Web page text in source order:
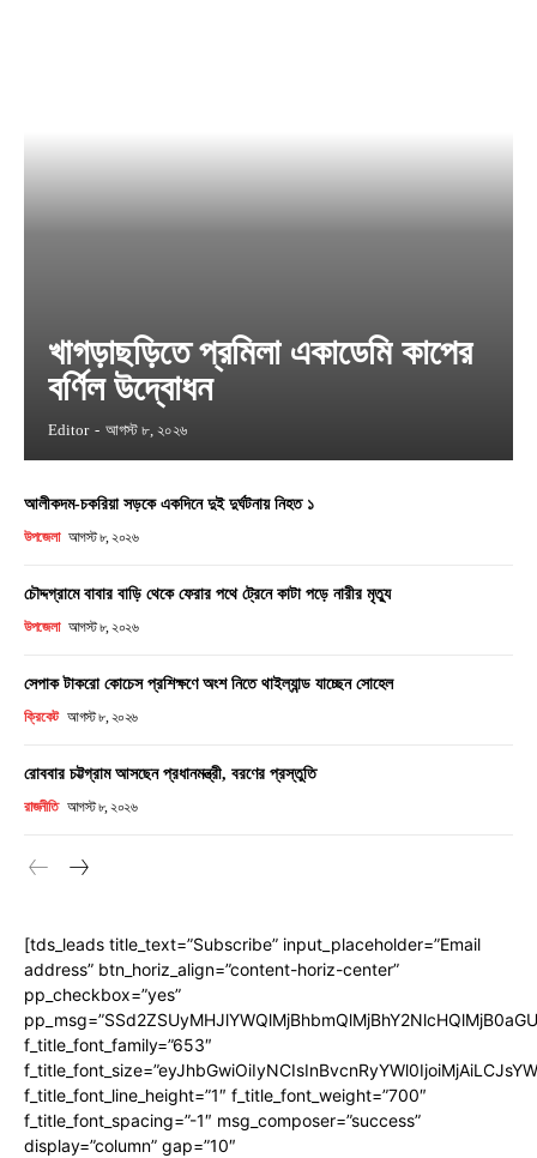
খাগড়াছড়িতে প্রমিলা একাডেমি কাপের
বর্ণিল উদ্বোধন
Editor - আগস্ট ৮, ২০২৬
আলীকদম-চকরিয়া সড়কে একদিনে দুই দুর্ঘটনায় নিহত ১
উপজেলা আগস্ট ৮, ২০২৬
চৌদ্দগ্রামে বাবার বাড়ি থেকে ফেরার পথে ট্রেনে কাটা পড়ে নারীর মৃত্যু
উপজেলা আগস্ট ৮, ২০২৬
সেপাক টাকরো কোচেস প্রশিক্ষণে অংশ নিতে থাইল্যান্ড যাচ্ছেন সোহেল
ক্রিকেট আগস্ট ৮, ২০২৬
রোববার চট্টগ্রাম আসছেন প্রধানমন্ত্রী, বরণের প্রস্তুতি
রাজনীতি আগস্ট ৮, ২০২৬
[tds_leads title_text=”Subscribe” input_placeholder=”Email
address” btn_horiz_align=”content-horiz-center”
pp_checkbox=”yes”
f_title_font_family=”653″
f_title_font_line_height=”1″ f_title_font_weight=”700″
f_title_font_spacing=”-1″ msg_composer=”success”
display=”column” gap=”10″